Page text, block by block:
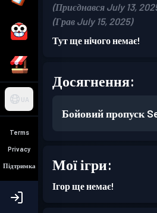
UA
Terms
Privacy
Підтримка
(Приєднався July 13,
(Грав July 15, 2025)
Тут ще нічого немає!
Досягнення:
Бойовий пропуск
Мої ігри:
Ігор ще немає!